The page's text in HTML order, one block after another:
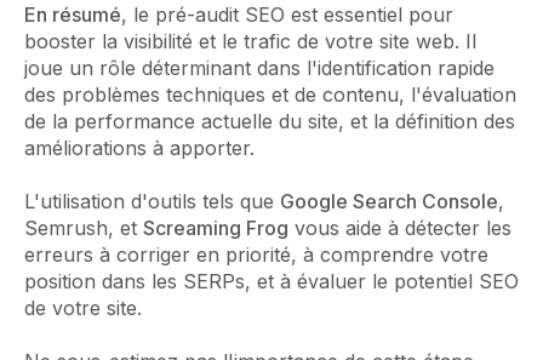
En résumé, le pré-audit SEO est essentiel pour
booster la visibilité et le trafic de votre site web. Il
joue un rôle déterminant dans l'identification rapide
des problèmes techniques et de contenu, l'évaluation
de la performance actuelle du site, et la définition des
améliorations à apporter.
L'utilisation d'outils tels que Google Search Console,
Semrush, et Screaming Frog vous aide à détecter les
erreurs à corriger en priorité, à comprendre votre
position dans les SERPs, et à évaluer le potentiel SEO
de votre site.